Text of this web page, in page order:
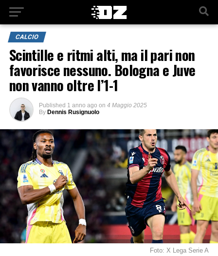
CALCIO
Scintille e ritmi alti, ma il pari non
favorisce nessuno. Bologna e Juve
non vanno oltre l’1-1
Published 1 anno ago on 4 Maggio 2025
By Dennis Rusignuolo
Foto: X Lega Serie A